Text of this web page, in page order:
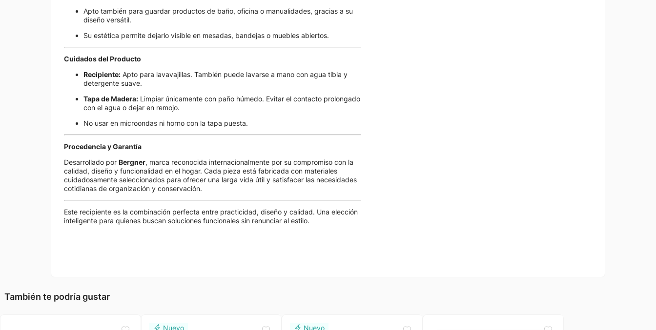
Apto también para guardar productos de baño, oficina o manualidades, gracias a su
diseño versátil.
Su estética permite dejarlo visible en mesadas, bandejas o muebles abiertos.
Cuidados del Producto
Recipiente: Apto para lavavajillas. También puede lavarse a mano con agua tibia y
detergente suave.
Tapa de Madera: Limpiar únicamente con paño húmedo. Evitar el contacto prolongado
con el agua o dejar en remojo.
No usar en microondas ni horno con la tapa puesta.
Procedencia y Garantía
Desarrollado por Bergner, marca reconocida internacionalmente por su compromiso con la
calidad, diseño y funcionalidad en el hogar. Cada pieza está fabricada con materiales
cuidadosamente seleccionados para ofrecer una larga vida útil y satisfacer las necesidades
cotidianas de organización y conservación.
Este recipiente es la combinación perfecta entre practicidad, diseño y calidad. Una elección
inteligente para quienes buscan soluciones funcionales sin renunciar al estilo.
También te podría gustar